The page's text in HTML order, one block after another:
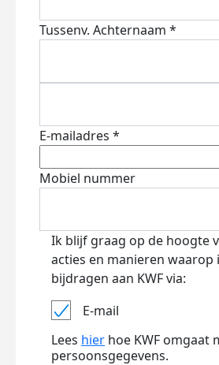
Tussenv. Achternaam *
E-mailadres *
Mobiel nummer
Ik blijf graag op de hoogte
acties en manieren waarop
bijdragen aan KWF via:
E-mail
Lees hier hoe KWF omgaat
persoonsgegevens.